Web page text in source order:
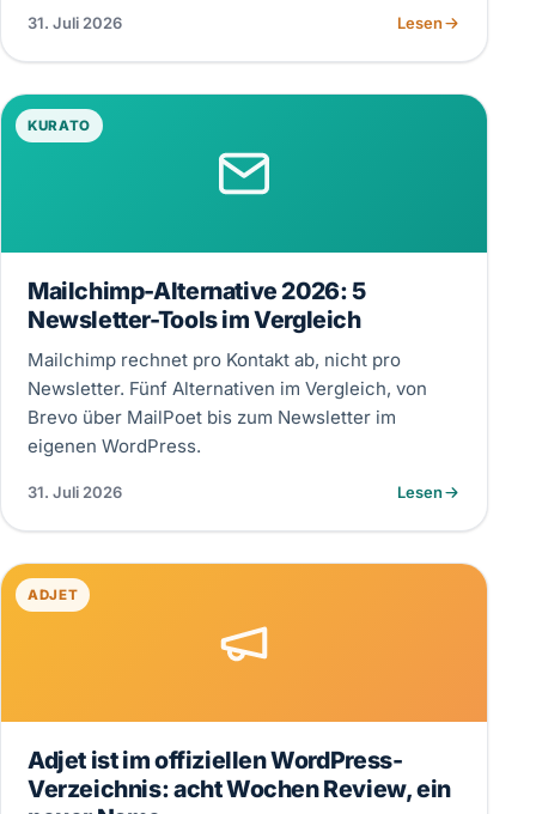
31. Juli 2026 Lesen
KURATO
Mailchimp-Alternative 2026: 5
Newsletter-Tools im Vergleich
Mailchimp rechnet pro Kontakt ab, nicht pro
Newsletter. Fünf Alternativen im Vergleich, von
Brevo über MailPoet bis zum Newsletter im
eigenen WordPress.
31. Juli 2026 Lesen
ADJET
Adjet ist im offiziellen WordPress-
Verzeichnis: acht Wochen Review, ein